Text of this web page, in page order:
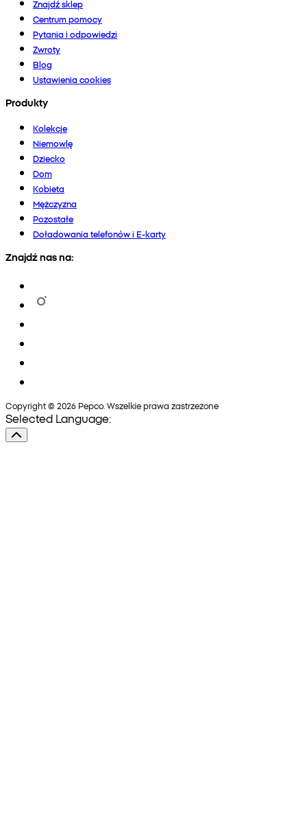
Znajdź sklep
Centrum pomocy
Pytania i odpowiedzi
Zwroty
Blog
Ustawienia cookies
Produkty
Kolekcje
Niemowlę
Dziecko
Dom
Kobieta
Mężczyzna
Pozostałe
Doładowania telefonów i E-karty
Znajdź nas na:
Copyright © 2026 Pepco. Wszelkie prawa zastrzeżone
Selected Language: